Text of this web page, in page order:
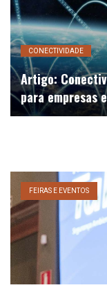
CONECTIVIDADE
Artigo:
para empresas
FEIRAS E EVENTOS